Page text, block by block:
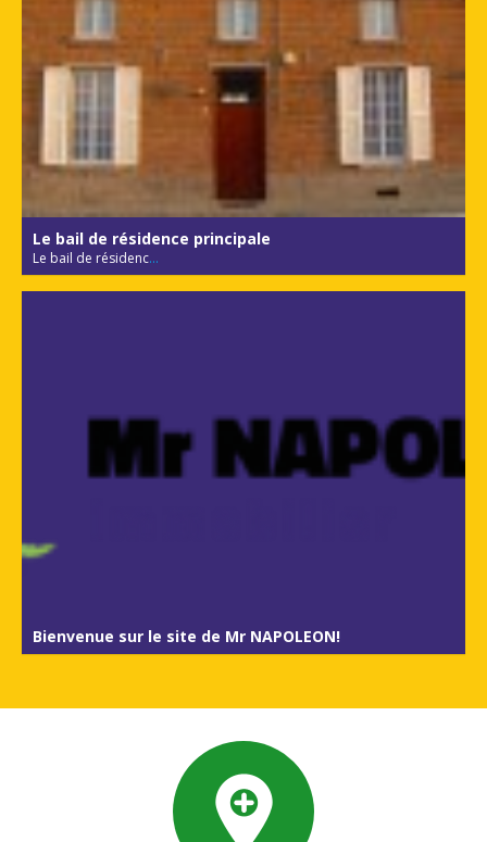
Le bail de résidence principale
Le bail de résidenc...
Bienvenue sur le site de Mr NAPOLEON!